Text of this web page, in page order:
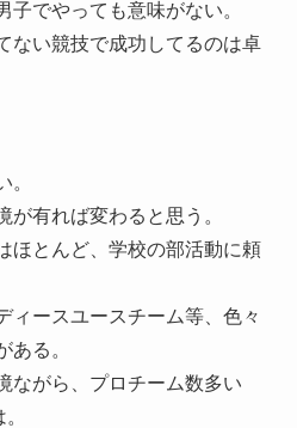
子でやっても意味がない。
ない競技で成功してるのは卓
。
有れば変わると思う。
ほとんど、学校の部活動に頼
ィースユースチーム等、色々
ある。
ながら、プロチーム数多い